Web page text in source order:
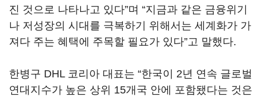
진 것으로 나타나고 있다”며 “지금과 같은 금융위기
나 저성장의 시대를 극복하기 위해서는 세계화가 가
져다 주는 혜택에 주목할 필요가 있다”고 말했다.
한병구 DHL 코리아 대표는 “한국이 2년 연속 글로벌
연대지수가 높은 상위 15개국 안에 포함됐다는 것은